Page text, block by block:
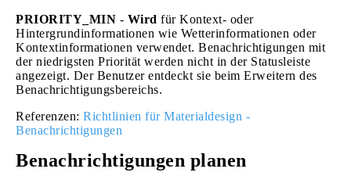
PRIORITY_MIN - Wird für Kontext- oder
Hintergrundinformationen wie Wetterinformationen oder
Kontextinformationen verwendet. Benachrichtigungen mit
der niedrigsten Priorität werden nicht in der Statusleiste
angezeigt. Der Benutzer entdeckt sie beim Erweitern des
Benachrichtigungsbereichs.
Referenzen: Richtlinien für Materialdesign -
Benachrichtigungen
Benachrichtigungen planen